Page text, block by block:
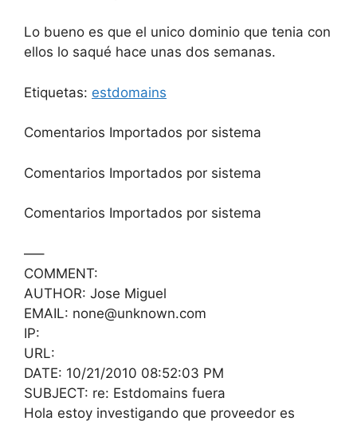
Lo bueno es que el unico dominio que tenia con
ellos lo saqué hace unas dos semanas.
Etiquetas: estdomains
Comentarios Importados por sistema
Comentarios Importados por sistema
Comentarios Importados por sistema
—–
COMMENT:
AUTHOR: Jose Miguel
EMAIL: none@unknown.com
IP:
URL:
DATE: 10/21/2010 08:52:03 PM
SUBJECT: re: Estdomains fuera
Hola estoy investigando que proveedor es